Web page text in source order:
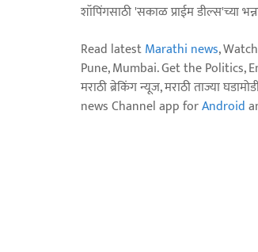
शॉपिंगसाठी 'सकाळ प्राईम डील्स'च्या
Read latestMarathi news,
Pune, Mumbai. Get the Politics,
मराठी ब्रेकिंग न्यूज, मराठी ताज्या
news Channel app forAndroid